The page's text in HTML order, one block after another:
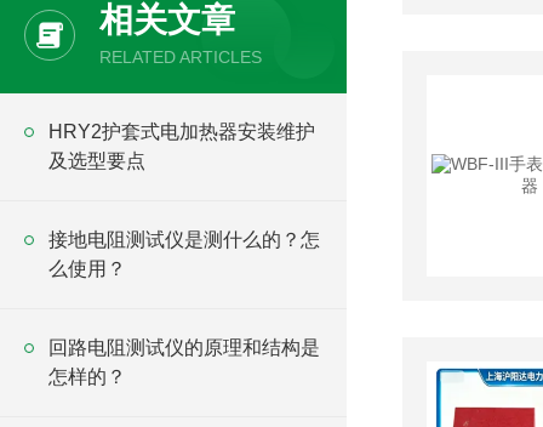
相关文章
RELATED ARTICLES
HRY2护套式电加热器安装维护
及选型要点
接地电阻测试仪是测什么的？怎
么使用？
回路电阻测试仪的原理和结构是
怎样的？